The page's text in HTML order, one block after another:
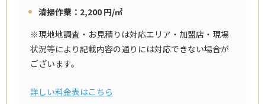
清掃作業：2,200 円/㎡
※現地地調査・お見積りは対応エリア・加盟店・現場
状況等により記載内容の通りには対応できない場合が
ございます。
詳しい料金表はこちら